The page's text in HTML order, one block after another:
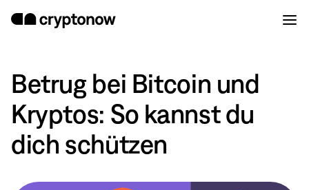
Betrug bei Bitcoin und
Kryptos: So kannst du
dich schützen